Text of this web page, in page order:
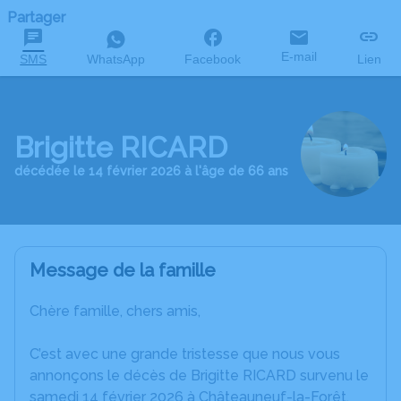
Partager
SMS WhatsApp Facebook E-mail Lien
Brigitte RICARD
décédée le 14 février 2026 à l'âge de 66 ans
Message de la famille
Chère famille, chers amis,
C’est avec une grande tristesse que nous vous
annonçons le décès de Brigitte RICARD survenu le
samedi 14 février 2026 à Châteauneuf-la-Forêt.